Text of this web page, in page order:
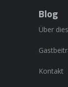
Blog
Über
Kontakt